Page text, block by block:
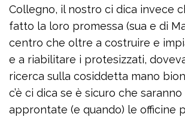
Collegno, il nostro ci dica invece
fatto la loro promessa (sua e di
centro che oltre a costruire e
e a riabilitare i protesizzati,
ricerca sulla cosiddetta mano
c’è ci dica se è sicuro che
approntate (e quando) le officine